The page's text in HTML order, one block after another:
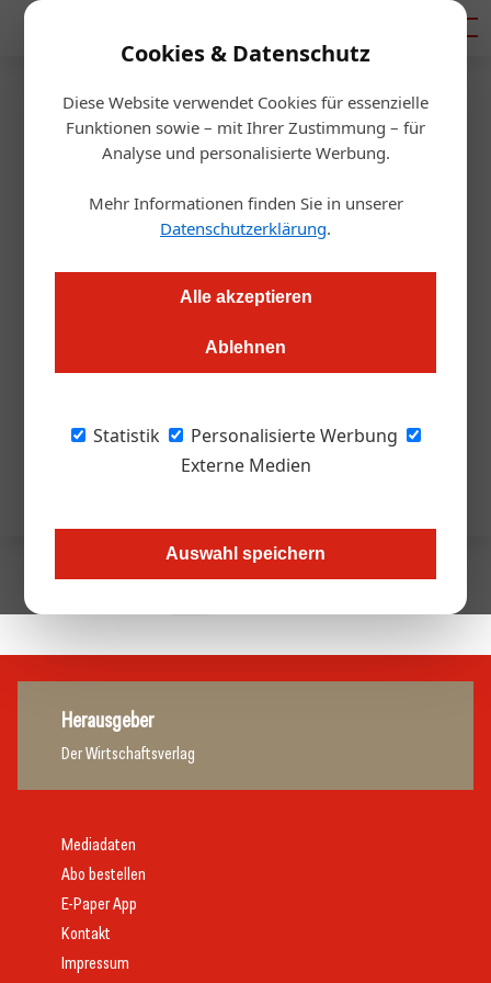
Cookies & Datenschutz
Diese Website verwendet Cookies für essenzielle
Funktionen sowie – mit Ihrer Zustimmung – für
Analyse und personalisierte Werbung.
Mehr Informationen finden Sie in unserer
Datenschutzerklärung.
Alle akzeptieren
Ablehnen
Statistik
Personalisierte Werbung
Externe Medien
Auswahl speichern
Artikel von Ursula Wastl
Herausgeber
Der Wirtschaftsverlag
Mediadaten
Abo bestellen
E-Paper App
Kontakt
Impressum